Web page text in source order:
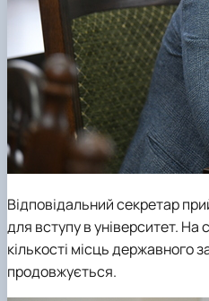
Відповідальний секретар
для вступу в університет. На
кількості місць
продовжується.